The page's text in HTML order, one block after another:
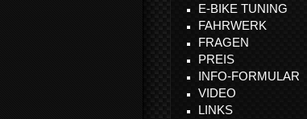
E-BIKE TUNING
FAHRWERK
FRAGEN
PREIS
INFO-FORMULAR
VIDEO
LINKS